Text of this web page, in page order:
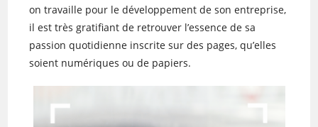
on travaille pour le développement de son entreprise,
il est très gratifiant de retrouver l’essence de sa
passion quotidienne inscrite sur des pages, qu’elles
soient numériques ou de papiers.